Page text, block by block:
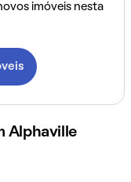
imóveis nesta
Alphaville